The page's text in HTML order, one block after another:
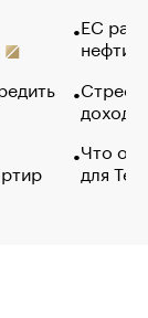
ЕС
нефти
Что
для